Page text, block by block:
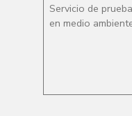
Servicio de
en medio